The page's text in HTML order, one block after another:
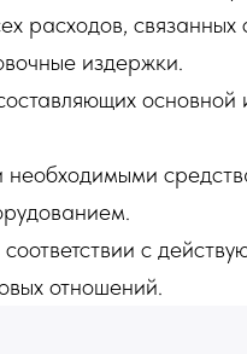
расходов, связанных
издержки.
с
отношений.